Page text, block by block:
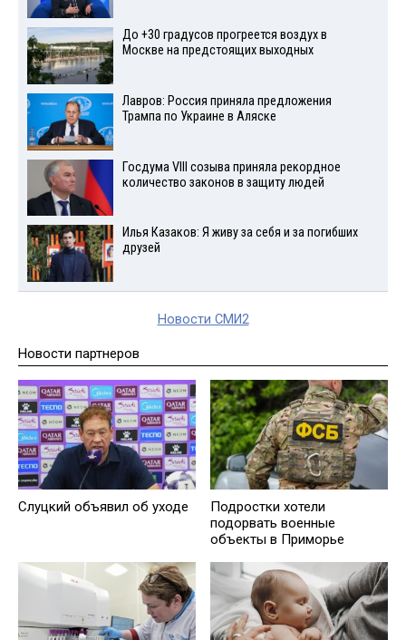
До +30 градусов прогреется воздух в
Москве на предстоящих выходных
Лавров: Россия приняла предложения
Трампа по Украине в Аляске
Госдума VIII созыва приняла рекордное
количество законов в защиту людей
Илья Казаков: Я живу за себя и за погибших
друзей
Новости СМИ2
Новости партнеров
Слуцкий объявил об уходе
Подростки хотели
подорвать военные
объекты в Приморье